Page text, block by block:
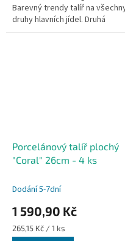
Barevný trendy talíř na
druhy hlavních jídel. Druhá
nejvyšší úroveň kvality od
Porcelánový talíř plochý
"Coral" 26cm - 4 ks
Dodání 5-7dní
1 590,90 Kč
Měrná
cena:
265,15 Kč / 1 ks